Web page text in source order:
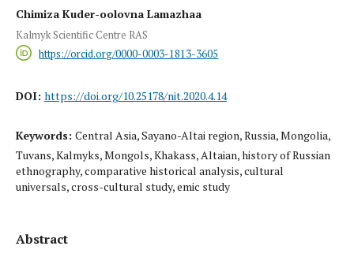
Chimiza Kuder-oolovna Lamazhaa
Kalmyk Scientific Centre RAS
https://orcid.org/0000-0003-1813-3605
DOI: https://doi.org/10.25178/nit.2020.4.14
Keywords: Central Asia, Sayano-Altai region, Russia, Mongolia,
Tuvans, Kalmyks, Mongols, Khakass, Altaian, history of Russian
ethnography, comparative historical analysis, cultural
universals, cross-cultural study, emic study
Abstract